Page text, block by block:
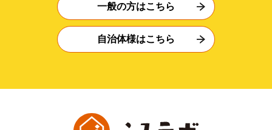
一般の方はこちら
自治体様はこちら